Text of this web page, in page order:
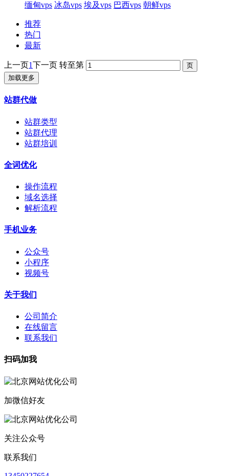
缅甸vps 冰岛vps 埃及vps 巴西vps 朝鲜vps
推荐
热门
最新
上一页1下一页 转至第
加载更多
站群代做
站群类型
站群代理
站群培训
全词优化
操作流程
域名选择
解析流程
手机业务
公众号
小程序
视频号
关于我们
公司简介
在线留言
联系我们
扫码加我
加微信好友
关注公众号
联系我们